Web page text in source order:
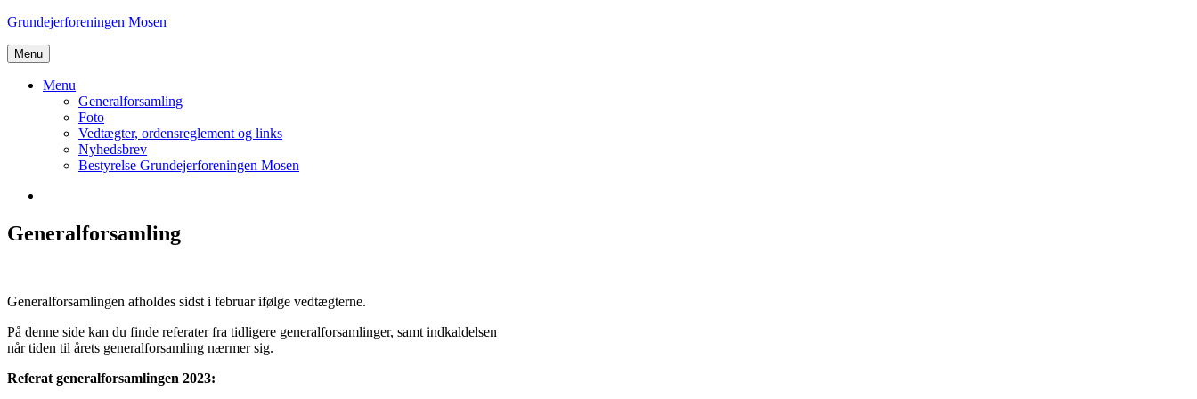
Skip
content
Grundejerforeningen Mosen
Menu
Menu
Generalforsamling
Foto
Vedtægter, ordensreglement og links
Nyhedsbrev
Bestyrelse Grundejerforeningen Mosen
Generalforsamling
Generalforsamlingen afholdes sidst i februar ifølge vedtægterne.
På denne side kan du finde referater fra tidligere generalforsamlinger, samt indkaldelsen
når tiden til årets generalforsamling nærmer sig.
Referat generalforsamlingen 2023: